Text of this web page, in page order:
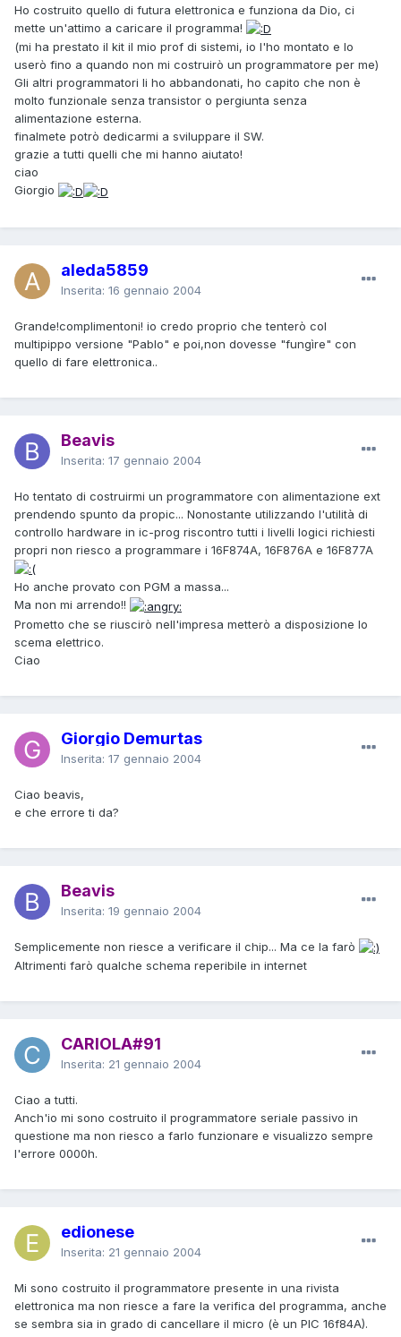
Ho costruito quello di futura elettronica e funziona da Dio, ci
mette un'attimo a caricare il programma!
(mi ha prestato il kit il mio prof di sistemi, io l'ho montato e lo
userò fino a quando non mi costruirò un programmatore per me)
Gli altri programmatori li ho abbandonati, ho capito che non è
molto funzionale senza transistor o pergiunta senza
alimentazione esterna.
finalmete potrò dedicarmi a sviluppare il SW.
grazie a tutti quelli che mi hanno aiutato!
ciao
Giorgio
aleda5859
Inserita: 16 gennaio 2004
Grande!complimentoni! io credo proprio che tenterò col
multipippo versione "Pablo" e poi,non dovesse "fungìre" con
quello di fare elettronica..
Beavis
Inserita: 17 gennaio 2004
Ho tentato di costruirmi un programmatore con alimentazione ext
prendendo spunto da propic... Nonostante utilizzando l'utilità di
controllo hardware in ic-prog riscontro tutti i livelli logici richiesti
propri non riesco a programmare i 16F874A, 16F876A e 16F877A
Ho anche provato con PGM a massa...
Ma non mi arrendo!!
Prometto che se riuscirò nell'impresa metterò a disposizione lo
scema elettrico.
Ciao
Giorgio Demurtas
Inserita: 17 gennaio 2004
Ciao beavis,
e che errore ti da?
Beavis
Inserita: 19 gennaio 2004
Semplicemente non riesce a verificare il chip... Ma ce la farò
Altrimenti farò qualche schema reperibile in internet
CARIOLA#91
Inserita: 21 gennaio 2004
Ciao a tutti.
Anch'io mi sono costruito il programmatore seriale passivo in
questione ma non riesco a farlo funzionare e visualizzo sempre
l'errore 0000h.
edionese
Inserita: 21 gennaio 2004
Mi sono costruito il programmatore presente in una rivista
elettronica ma non riesce a fare la verifica del programma, anche
se sembra sia in grado di cancellare il micro (è un PIC 16f84A).